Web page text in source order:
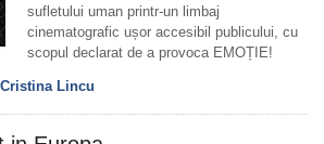
sufletului uman printr-un limbaj
cinematografic ușor accesibil publicului, cu
scopul declarat de a provoca EMOȚIE!
Cristina Lincu